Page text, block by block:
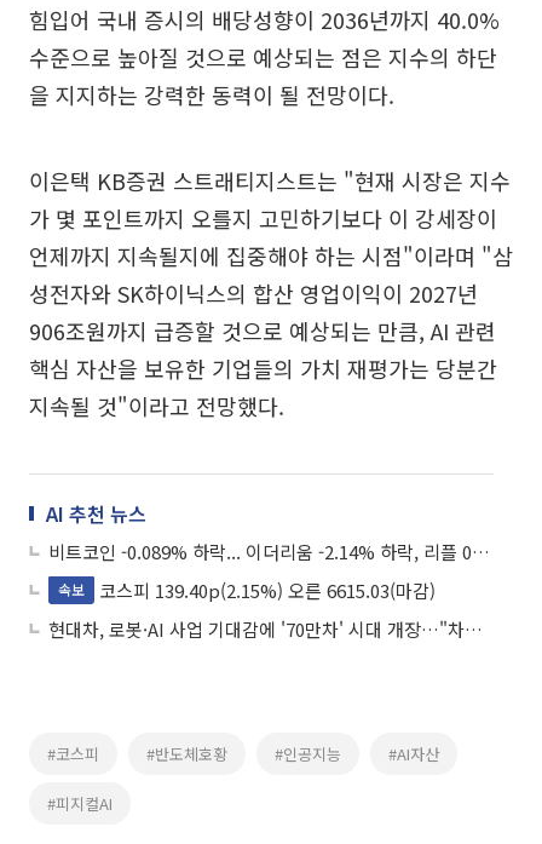
힘입어 국내 증시의 배당성향이 2036년까지 40.0%
수준으로 높아질 것으로 예상되는 점은 지수의 하단
을 지지하는 강력한 동력이 될 전망이다.
이은택 KB증권 스트래티지스트는 "현재 시장은 지수
가 몇 포인트까지 오를지 고민하기보다 이 강세장이
언제까지 지속될지에 집중해야 하는 시점"이라며 "삼
성전자와 SK하이닉스의 합산 영업이익이 2027년
906조원까지 급증할 것으로 예상되는 만큼, AI 관련
핵심 자산을 보유한 기업들의 가치 재평가는 당분간
지속될 것"이라고 전망했다.
AI 추천 뉴스
비트코인 -0.089% 하락... 이더리움 -2.14% 하락, 리플 0.31% 상승
속보
코스피 139.40p(2.15%) 오른 6615.03(마감)
현대차, 로봇·AI 사업 기대감에 '70만차' 시대 개장…"차기 주도주 낙점"
#코스피 #반도체호황 #인공지능 #AI자산
#피지컬AI